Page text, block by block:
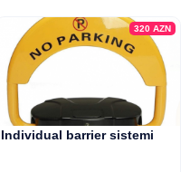
320 AZN
Individual barrier sistemi